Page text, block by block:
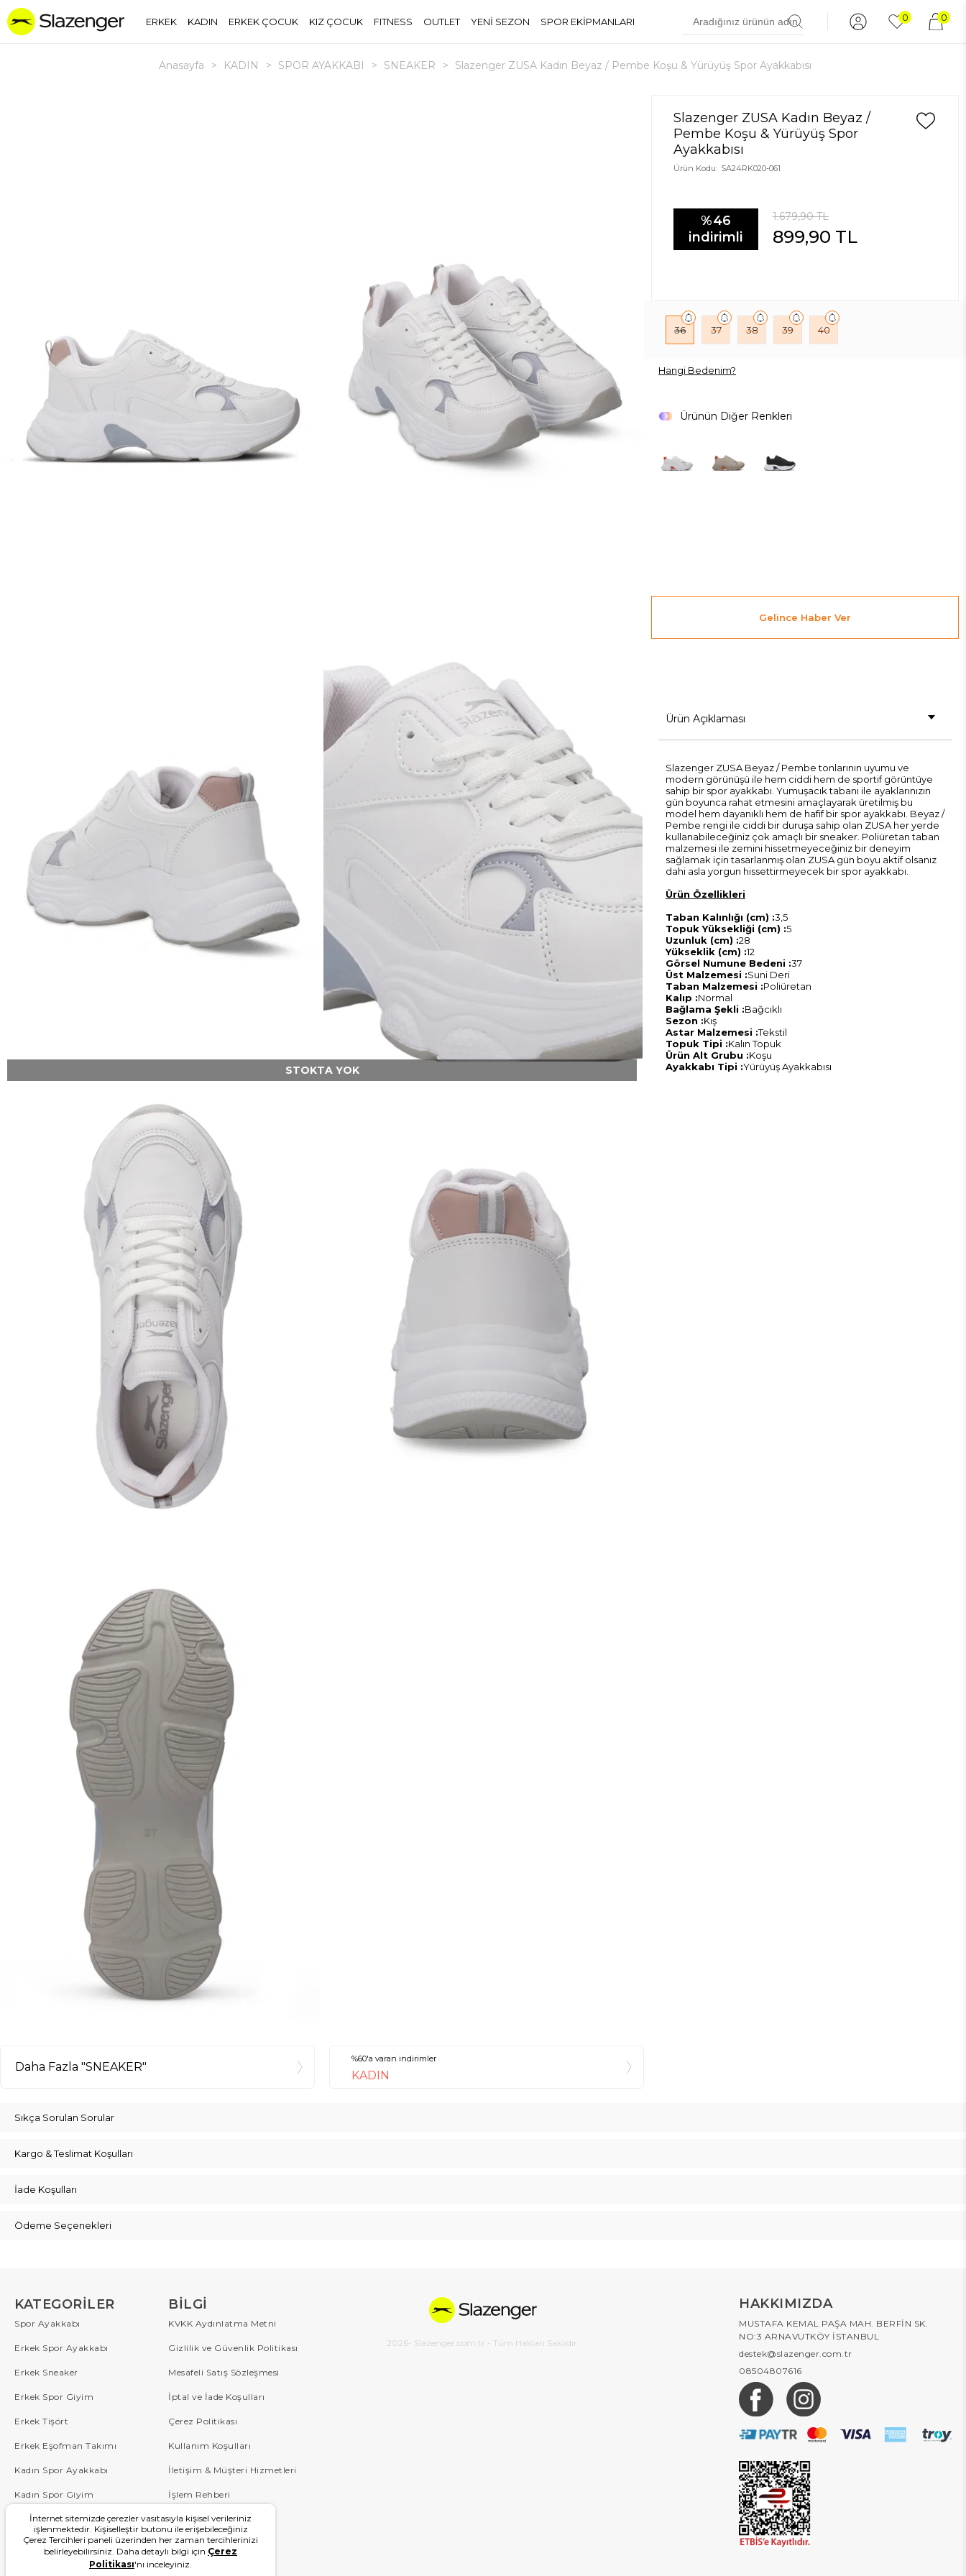
ERKEK KADIN ERKEK ÇOCUK KIZ ÇOCUK FITNESS OUTLET YENİ SEZON SPOR EKİPMANLARI 0 0
Anasayfa > KADIN > SPOR AYAKKABI > SNEAKER > Slazenger ZUSA Kadın Beyaz / Pembe Koşu & Yürüyüş Spor Ayakkabısı
STOKTA YOK
Daha Fazla "SNEAKER"
%60'a varan indirimler
KADIN
Slazenger ZUSA Kadın Beyaz /
Pembe Koşu & Yürüyüş Spor
Ayakkabısı
Ürün Kodu: SA24RK020-061
%46
indirimli
1.679,90TL
899,90 TL
36 37 38 39 40
Hangi Bedenim?
Ürünün Diğer Renkleri
Gelince Haber Ver
Ürün Açıklaması
Slazenger ZUSA Beyaz / Pembe tonlarının uyumu ve
modern görünüşü ile hem ciddi hem de sportif görüntüye
sahip bir spor ayakkabı. Yumuşacık tabanı ile ayaklarınızın
gün boyunca rahat etmesini amaçlayarak üretilmiş bu
model hem dayanıklı hem de hafif bir spor ayakkabı. Beyaz /
Pembe rengi ile ciddi bir duruşa sahip olan ZUSA her yerde
kullanabileceğiniz çok amaçlı bir sneaker. Poliüretan taban
malzemesi ile zemini hissetmeyeceğiniz bir deneyim
sağlamak için tasarlanmış olan ZUSA gün boyu aktif olsanız
dahi asla yorgun hissettirmeyecek bir spor ayakkabı.
Ürün Özellikleri
Taban Kalınlığı (cm) :3,5
Topuk Yüksekliği (cm) :5
Uzunluk (cm) :28
Yükseklik (cm) :12
Görsel Numune Bedeni :37
Üst Malzemesi :Suni Deri
Taban Malzemesi :Poliüretan
Kalıp :Normal
Bağlama Şekli :Bağcıklı
Sezon :Kış
Astar Malzemesi :Tekstil
Topuk Tipi :Kalın Topuk
Ürün Alt Grubu :Koşu
Ayakkabı Tipi :Yürüyüş Ayakkabısı
Sıkça Sorulan Sorular
Kargo & Teslimat Koşulları
İade Koşulları
Ödeme Seçenekleri
KATEGORILER
Spor Ayakkabı
Erkek Spor Ayakkabı
Erkek Sneaker
Erkek Spor Giyim
Erkek Tişört
Erkek Eşofman Takımı
Kadın Spor Ayakkabı
Kadın Spor Giyim
Çocuk
Blog
BILGI
KVKK Aydınlatma Metni
Gizlilik ve Güvenlik Politikası
Mesafeli Satış Sözleşmesi
İptal ve İade Koşulları
Çerez Politikası
Kullanım Koşulları
İletişim & Müşteri Hizmetleri
İşlem Rehberi
Sipariş Takip
Sıkça Sorulan Sorular
Kampanyalar
2026- Slazenger.com.tr - Tüm Hakları Saklıdır.
HAKKIMIZDA
MUSTAFA KEMAL PAŞA MAH. BERFİN SK.
NO:3 ARNAVUTKÖY İSTANBUL
destek@slazenger.com.tr
08504807616
İnternet sitemizde çerezler vasıtasıyla kişisel verileriniz
işlenmektedir. Kişiselleştir butonu ile erişebileceğiniz
Çerez Tercihleri paneli üzerinden her zaman tercihlerinizi
belirleyebilirsiniz. Daha detaylı bilgi için Çerez
Politikası'nı inceleyiniz.